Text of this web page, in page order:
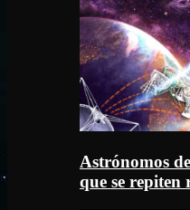
Astrónomos
que se repiten